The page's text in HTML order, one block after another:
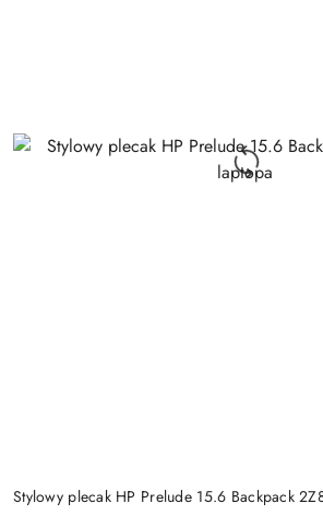
Stylowy plecak HP Prelude 15.6 Backpack